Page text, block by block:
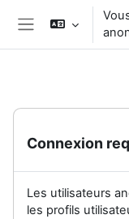
Passer au contenu
Panneau latéral
Connexion
Les utilisateurs
les profils